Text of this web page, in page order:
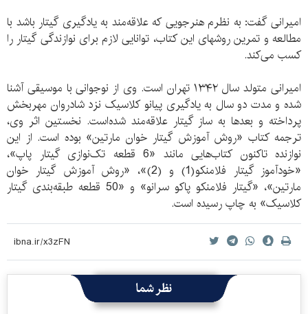
امیرانی گفت: به نظرم هنرجویی که علاقه‌مند به یادگیری گیتار باشد با
مطالعه و تمرین روشهای این کتاب، توانایی لازم برای نوازندگی گیتار را
کسب می‌کند.
امیرانی متولد سال ۱۳۴۲ تهران است. وی از نوجوانی با موسیقی آشنا
شده و مدت دو سال به یادگیری پیانو كلاسیک نزد شادروان مهربخش
پرداخته و بعدها به ساز گیتار علاقه‌مند شده‌است. نخستین اثر وی،
ترجمه کتاب «روش آموزش گیتار خوان مارتین» بوده است. از این
نوازنده تاکنون کتاب‌هایی مانند «6 قطعه تک‌نوازی گیتار پاپ»،
«خودآموز گیتار فلامنکو(1) و (2)»، «روش آموزش گیتار خوان
مارتین»، «گیتار فلامنکو پاکو سرانو» و «50 قطعه طبقه‌بندی گیتار
کلاسیک» به چاپ رسیده است.
نظر شما